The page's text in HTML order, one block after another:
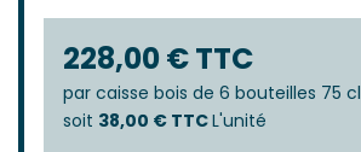
228,00 € TTC
par caisse bois de 6 bouteilles 75 cl
soit 38,00 € TTCL'unité